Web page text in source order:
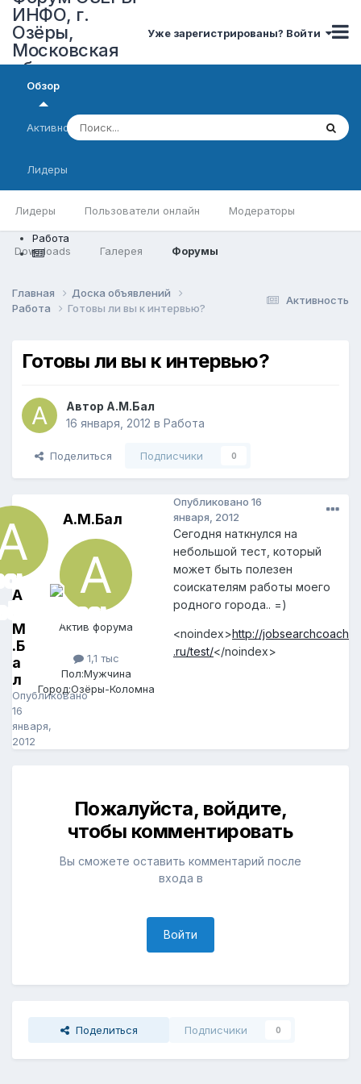
ИНФО, г.
Озёры,
Московская
область
Уже зарегистрированы? Войти
Обзор
Лидеры Пользователи онлайн Модераторы
Downloads Галерея Форумы
Активность
Лидеры
Работа
Активность
Главная
Доска объявлений
Работа
Готовы ли вы к интервью?
Готовы ли вы к интервью?
Автор А.М.Бал
16 января, 2012 в Работа
Поделиться Подписчики 0
А
М
.Б
а
л
Опубликовано
16
января,
2012
А.М.Бал
Актив форума
1,1 тыс
Пол:Мужчина
Город:Озёры-Коломна
Опубликовано 16
января, 2012
Сегодня наткнулся на
небольшой тест, который
может быть полезен
соискателям работы моего
родного города.. =)
<noindex>http://jobsearchcoach
.ru/test/</noindex>
Пожалуйста, войдите,
чтобы комментировать
Вы сможете оставить комментарий после
входа в
Войти
Поделиться Подписчики 0